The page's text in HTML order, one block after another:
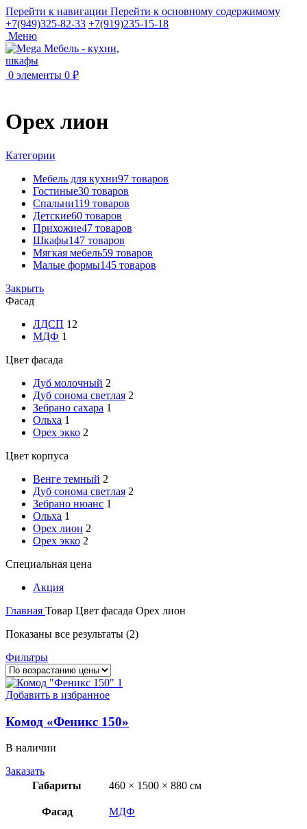
Перейти к навигации Перейти к основному содержимому
+7(949)325-82-33 +7(919)235-15-18
Меню
0 элементы 0 ₽
Орех лион
Категории
Мебель для кухни97 товаров
Гостиные30 товаров
Спальни119 товаров
Детские60 товаров
Прихожие47 товаров
Шкафы147 товаров
Мягкая мебель59 товаров
Малые формы145 товаров
Закрыть
Фасад
ЛДСП 12
МДФ 1
Цвет фасада
Дуб молочный 2
Дуб сонома светлая 2
Зебрано сахара 1
Ольха 1
Орех экко 2
Цвет корпуса
Венге темный 2
Дуб сонома светлая 2
Зебрано нюанс 1
Ольха 1
Орех лион 2
Орех экко 2
Специальная цена
Акция
Главная Товар Цвет фасада Орех лион
Показаны все результаты (2)Цены:
Фильтры
Добавить в избранное
Комод «Феникс 150»
В наличии
Заказать
Габариты
460 × 1500 × 880 см
Фасад МДФ